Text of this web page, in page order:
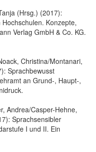
(Hrsg.) (2017):
Konzepte,
Verlag GmbH & Co. KG.
Christina/Montanari,
Sprachbewusst
an Grund-, Haupt-,
Andrea/Casper-Hehne,
Sprachsensibler
I und II. Ein